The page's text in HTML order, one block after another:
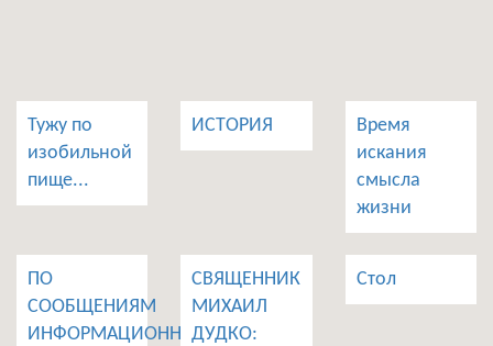
Тужу по
изобильной
пище...
ИСТОРИЯ
Время
искания
смысла
жизни
ПО
СООБЩЕНИЯМ
ИНФОРМАЦИОННЫХ
СВЯЩЕННИК
МИХАИЛ
ДУДКО:
Стол